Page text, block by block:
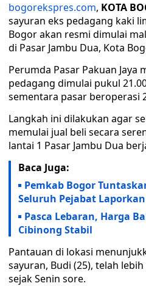
bogorekspres.com, KOTA
sayuran eks pedagang kaki
Bogor akan resmi dimulai
di Pasar Jambu Dua, Kota
Perumda Pasar Pakuan Jaya
pedagang dimulai pukul
sementara pasar beroperasi
Langkah ini dilakukan agar
memulai jual beli secara
lantai 1 Pasar Jambu Dua
Baca Juga:
Pemkab Bogor
Seluruh Pejabat
Pasca Lebaran, Harga
Cibinong Stabil
Pantauan di lokasi
sayuran, Budi (25), telah
sejak Senin sore.